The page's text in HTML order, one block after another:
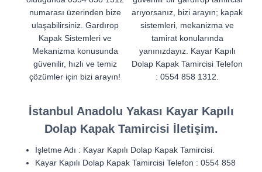
numarası üzerinden bize
ulaşabilirsiniz. Gardırop
Kapak Sistemleri ve
Mekanizma konusunda
güvenilir, hızlı ve temiz
çözümler için bizi arayın!
arıyorsanız, bizi arayın; kapak
sistemleri, mekanizma ve
tamirat konularında
yanınızdayız. Kayar Kapılı
Dolap Kapak Tamircisi Telefon
: 0554 858 1312.
İstanbul Anadolu Yakası Kayar Kapılı
Dolap Kapak Tamircisi İletişim.
İşletme Adı : Kayar Kapılı Dolap Kapak Tamircisi.
Kayar Kapılı Dolap Kapak Tamircisi Telefon : 0554 858